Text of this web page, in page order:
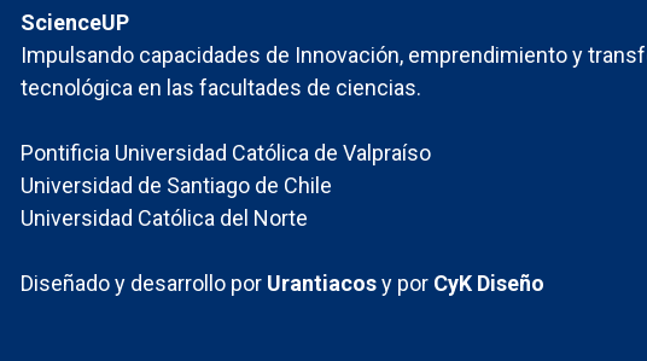
ScienceUP
Impulsando capacidades de Innovación, emprendimiento y
tecnológica en las facultades de ciencias.
Pontificia Universidad Católica de Valpraíso
Universidad de Santiago de Chile
Universidad Católica del Norte
Diseñado y desarrollo por Urantiacosy por CyK Diseño